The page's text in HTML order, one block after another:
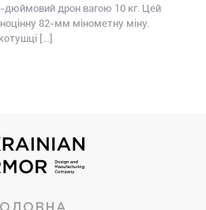
дюймовий дрон вагою 10 кг. Цей
82-мм мінометну міну.
[…]